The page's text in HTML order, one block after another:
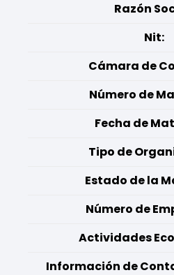
Razón
Nit:
Cámara de
Número de
Fecha de
Tipo de
Estado de la
Número de
Actividades
Información de